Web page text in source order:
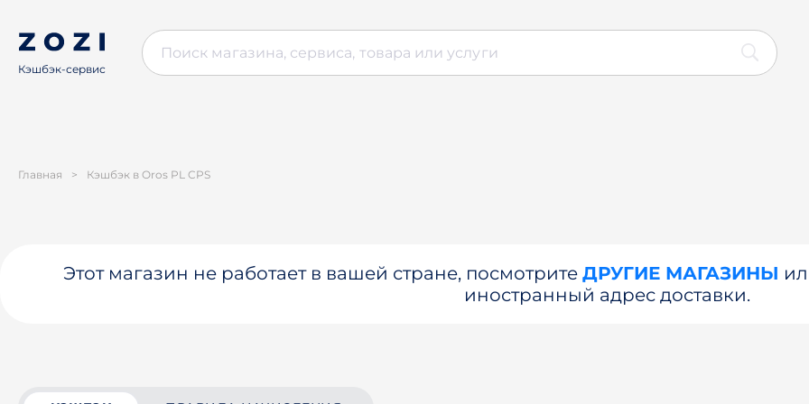
Кэшбэк-сервис
Главная > Кэшбэк в Oros PL CPS
Этот магазин не работает в вашей стране, посмотрите ДРУГИЕ МАГАЗИНЫ
иностранный адрес доставки.